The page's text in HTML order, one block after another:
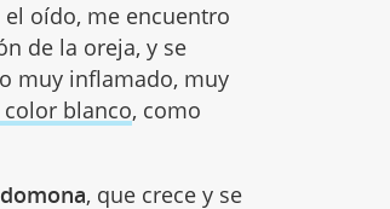
oído, me encuentro
de la oreja, y se
muy inflamado, muy
blanco, como
, que crece y se